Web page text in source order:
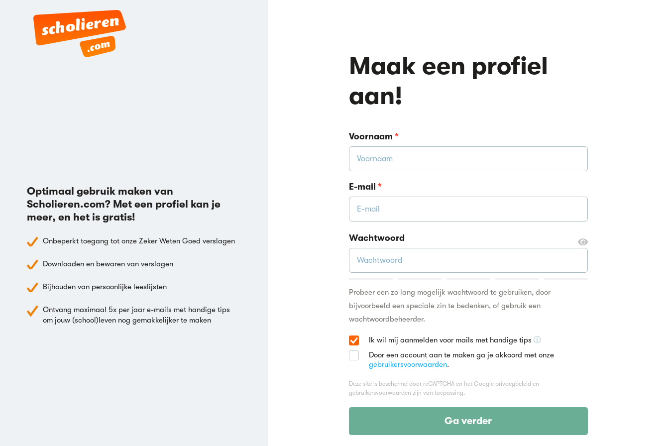
Optimaal gebruik maken van
Scholieren.com? Met een profiel kan je
meer, en het is gratis!
Onbeperkt toegang tot onze Zeker Weten Goed verslagen
Downloaden en bewaren van verslagen
Bijhouden van persoonlijke leeslijsten
Ontvang maximaal 5x per jaar e-mails met handige tips
om jouw (school)leven nog gemakkelijker te maken
Maak een profiel
aan!
Voornaam *
E-mail *
Wachtwoord
Probeer een zo lang mogelijk wachtwoord te gebruiken, door
bijvoorbeeld een speciale zin te bedenken, of gebruik een
wachtwoordbeheerder.
Ik wil mij aanmelden voor mails met handige tips
Door een account aan te maken ga je akkoord met onze
gebruikersvoorwaarden.
Deze site is beschermd door reCAPTCHA en het Google privacybeleid en
gebruikersvoorwaarden zijn van toepassing.
Ga verder